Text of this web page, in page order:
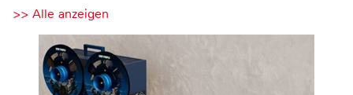
>> Alle anzeigen